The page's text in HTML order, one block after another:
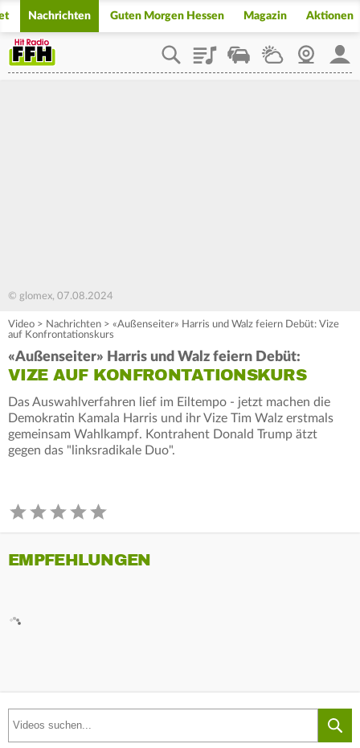
Nachrichten Guten Morgen Hessen Magazin Aktionen
PlaylistStaupilotWetterWebcam
© glomex, 07.08.2024
Video > Nachrichten > «Außenseiter» Harris und Walz feiern Debüt: Vize
auf Konfrontationskurs
«Außenseiter» Harris und Walz feiern Debüt:
VIZE AUF KONFRONTATIONSKURS
Das Auswahlverfahren lief im Eiltempo - jetzt machen die
Demokratin Kamala Harris und ihr Vize Tim Walz erstmals
gemeinsam Wahlkampf. Kontrahent Donald Trump ätzt
gegen das "linksradikale Duo".
EMPFEHLUNGEN